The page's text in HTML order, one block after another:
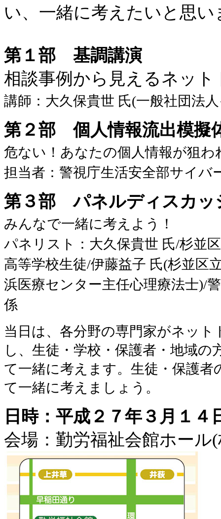
い、一緒に考えたいと思い
第１部 基調講演
相談事例から見えるネッ
講師：大久保貴世 氏(一般社団法
第２部 個人情報流出模擬
危ない！あなたの個人情報が狙わ
担当者：警視庁生活安全部サイバ
第３部 パネルディスカッ
みんなで一緒に考えよう！
パネリスト：大久保貴世 氏/杉並
高等学校生徒/伊藤益子 氏(杉並区
浜医療センター主任心理療法士)/
係
当日は、各分野の専門家がネッ
し、生徒・学校・保護者・地域
て一緒に考えます。生徒・保護
て一緒に考えましょう。
日時：平成２７年３月１
会場：勤労福祉会館ホール